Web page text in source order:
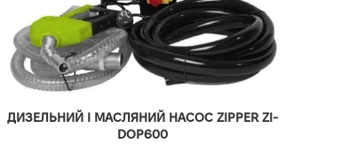
ДИЗЕЛЬНИЙ І МАСЛЯНИЙ НАСОС ZIPPER ZI-
DOP600